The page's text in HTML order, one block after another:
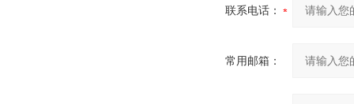
联系电话：
常用邮箱：